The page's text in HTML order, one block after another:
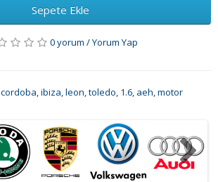
Sepete Ekle
0 yorum /Yorum Yap
cordoba,ibiza,leon,toledo, 1.6, aeh,motor